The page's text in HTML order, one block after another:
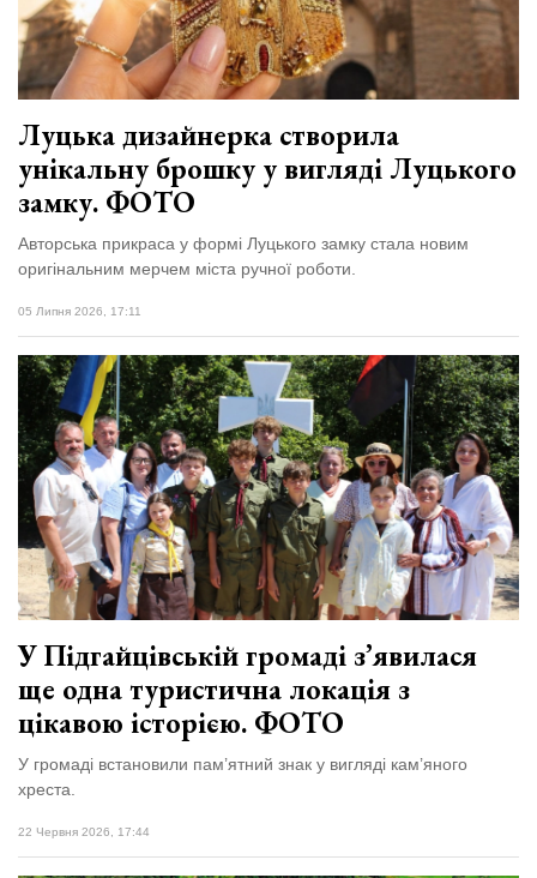
залишив у
Луцьку
три...
27 Липня 2026
759 переглядів
Персона
Лайф
Афіша
Політика конфіденційності
Луцька дизайнерка створила
унікальну брошку у вигляді Луцького
замку. ФОТО
Авторська прикраса у формі Луцького замку стала новим
оригінальним мерчем міста ручної роботи.
05 Липня 2026, 17:11
У Підгайцівській громаді з’явилася
ще одна туристична локація з
цікавою історією. ФОТО
У громаді встановили пам’ятний знак у вигляді кам’яного
хреста.
22 Червня 2026, 17:44